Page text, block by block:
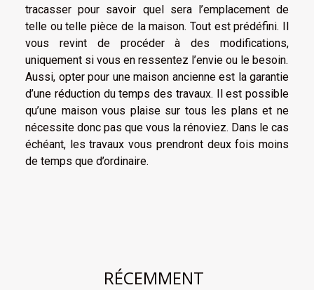
tracasser pour savoir quel sera l’emplacement de
telle ou telle pièce de la maison. Tout est prédéfini. Il
vous revint de procéder à des modifications,
uniquement si vous en ressentez l’envie ou le besoin.
Aussi, opter pour une maison ancienne est la garantie
d’une réduction du temps des travaux. Il est possible
qu’une maison vous plaise sur tous les plans et ne
nécessite donc pas que vous la rénoviez. Dans le cas
échéant, les travaux vous prendront deux fois moins
de temps que d’ordinaire.
RÉCEMMENT